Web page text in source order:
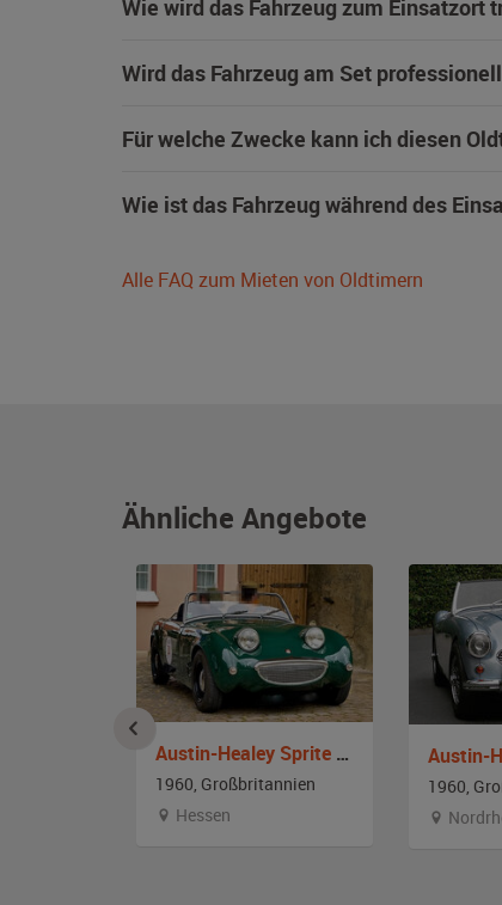
Wie wird das Fahrzeug zum Einsatzort
Wird das Fahrzeug am Set
Für welche Zwecke kann ich diesen
Wie ist das Fahrzeug während des
Alle FAQ zum Mieten von Oldtimern
Ähnliche Angebote
Austin-Healey Sprite MK I Frogeye
1960, Großbritannien
Hessen
Austin-
1960,